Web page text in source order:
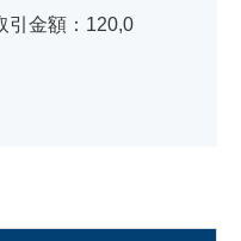
引金額：120,0